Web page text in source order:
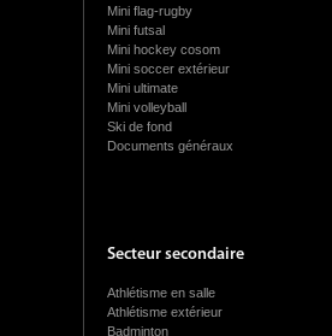
Mini flag-rugby
Mini futsal
Mini hockey cosom
Mini soccer extérieur
Mini ultimate
Mini volleyball
Ski de fond
Documents généraux
Secteur secondaire
Athlétisme en salle
Athlétisme extérieur
Badminton